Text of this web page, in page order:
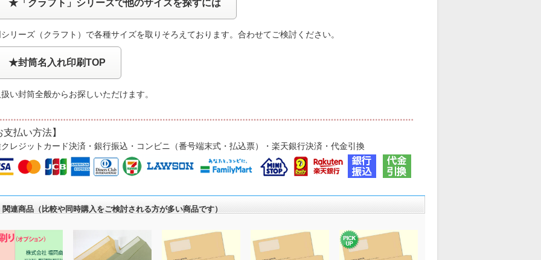
★「クラフト」シリーズで他のサイズを探すには
リーズ（クラフト）で各種サイズを取りそろえております。合わせてご検討ください。
★封筒名入れ印刷TOP
い封筒全般からお探しいただけます。
支払い方法】
レジットカード決済・銀行振込・コンビニ（番号端末式・払込票）・楽天銀行決済・代金引換
関連商品（比較や同時購入をご検討される方が多い商品です）